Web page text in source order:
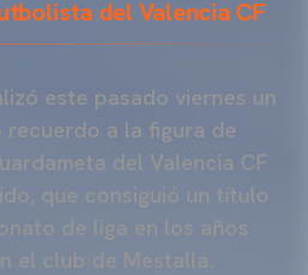
del Valencia CF
este pasado viernes un
a la figura de
del Valencia CF
que consiguió un título
de liga en los años
el club de Mestalla.